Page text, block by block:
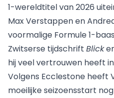
1-wereldtitel van 2026
Max Verstappenen
voormalige Formule 1-
Zwitserse tijdschrift Blick
hij veel vertrouwen heeft
Volgens Ecclestone heeft
moeilijke seizoensstart